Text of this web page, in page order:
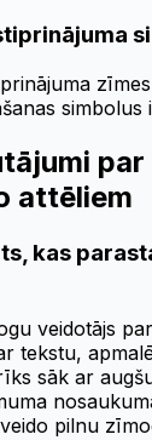
simbolus
attēliem
kas
veidotājs
tekstu,
sāk ar
pilnu